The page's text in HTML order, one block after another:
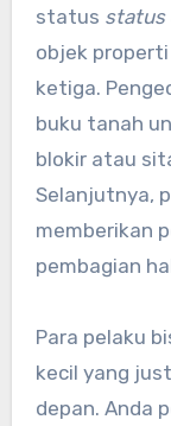
status status
objek
ketiga.
buku tanah
blokir atau
Selanjutnya,
memberikan
pembagian
Para pelaku
kecil yang
depan. Anda